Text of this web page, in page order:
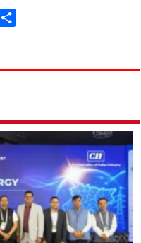
r